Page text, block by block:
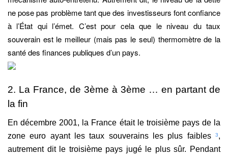
ne pose pas problème tant que des investisseurs font confiance
à l’État qui l’émet. C’est pour cela que le niveau du taux
souverain est le meilleur (mais pas le seul) thermomètre de la
santé des finances publiques d’un pays.
2. La France, de 3ème à 3ème … en partant de
la fin
En décembre 2001, la France était le troisième pays de la
zone euro ayant les taux souverains les plus faibles
3,
autrement dit le troisième pays jugé le plus sûr. Pendant